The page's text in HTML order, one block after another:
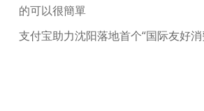
的可以很簡單
支付宝助力沈阳落地首个“国际友好消